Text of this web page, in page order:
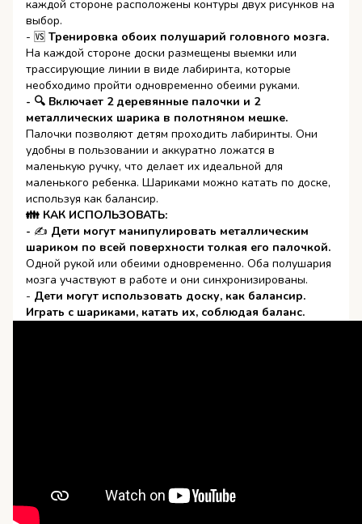
каждой стороне расположены контуры двух рисунков на
выбор.
- 🆚 Тренировка обоих полушарий головного мозга.
На каждой стороне доски размещены выемки или
трассирующие линии в виде лабиринта, которые
необходимо пройти одновременно обеими руками.
- 🔍 Включает 2 деревянные палочки и 2
металлических шарика в полотняном мешке.
Палочки позволяют детям проходить лабиринты. Они
удобны в пользовании и аккуратно ложатся в
маленькую ручку, что делает их идеальной для
маленького ребенка. Шариками можно катать по доске,
используя как балансир.
👪 КАК ИСПОЛЬЗОВАТЬ:
- ✍ Дети могут манипулировать металлическим
шариком по всей поверхности толкая его палочкой.
Одной рукой или обеими одновременно. Оба полушария
мозга участвуют в работе и они синхронизированы.
- Дети могут использовать доску, как балансир.
Играть с шариками, катать их, соблюдая баланс.